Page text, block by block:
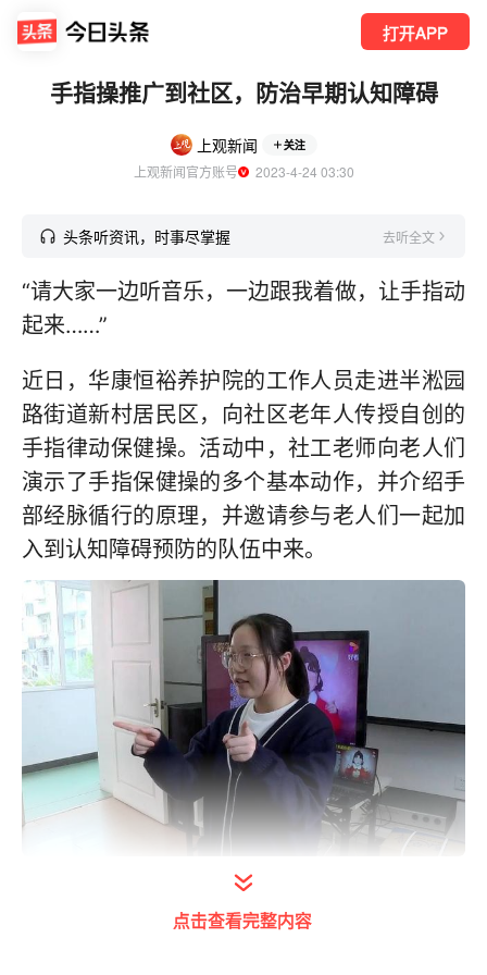
打开APP
手指操推广到社区，防治早期认知障碍
上观新闻 关注
上观新闻官方账号
  2023-4-24 03:30
头条听资讯，时事尽掌握 去听全文
“请大家一边听音乐，一边跟我着做，让手指动
起来……”
近日，华康恒裕养护院的工作人员走进半淞园
路街道新村居民区，向社区老年人传授自创的
手指律动保健操。活动中，社工老师向老人们
演示了手指保健操的多个基本动作，并介绍手
部经脉循行的原理，并邀请参与老人们一起加
入到认知障碍预防的队伍中来。
华康恒裕养护院负责人丁怡媛向记者介绍，手
指操属于健美操的范畴，简单、方便、易行，
点击查看完整内容